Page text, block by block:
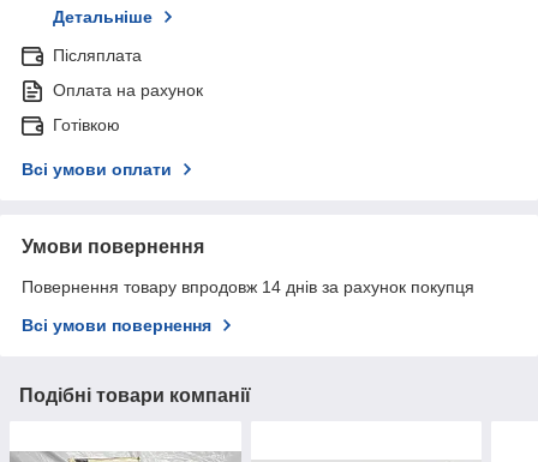
Детальніше
Післяплата
Оплата на рахунок
Готівкою
Всі умови оплати
Умови повернення
Повернення товару впродовж 14 днів за рахунок покупця
Всі умови повернення
Подібні товари компанії